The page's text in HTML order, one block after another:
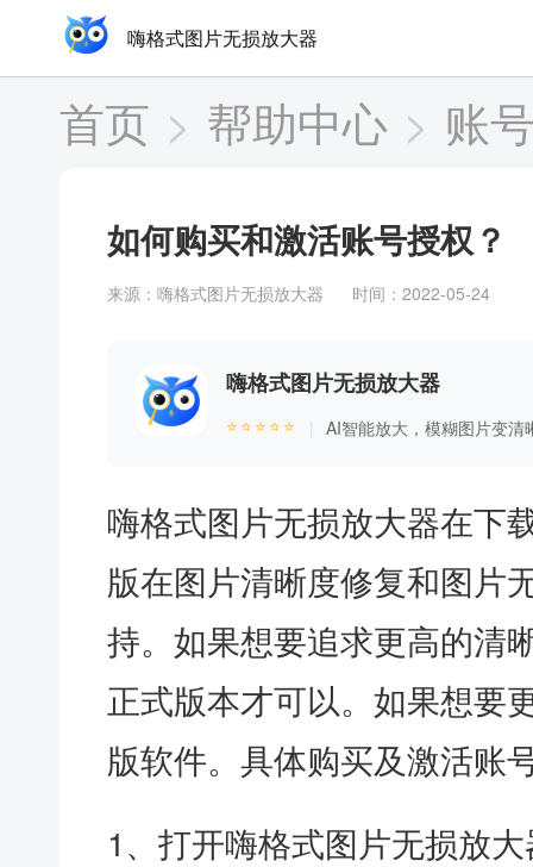
嗨格式图片无损放大器
首页 > 帮助中心 > 账
如何购买和激活账号授权？
来源： 嗨格式图片无损放大器 时间：2022-05-24
嗨格式图片无损放大器
⭐⭐⭐⭐⭐ AI智能放大，模糊图片变清
嗨格式图片无损放大器在下
版在图片清晰度修复和图片
持。如果想要追求更高的清
正式版本才可以。如果想要
版软件。具体购买及激活账
1、打开嗨格式图片无损放